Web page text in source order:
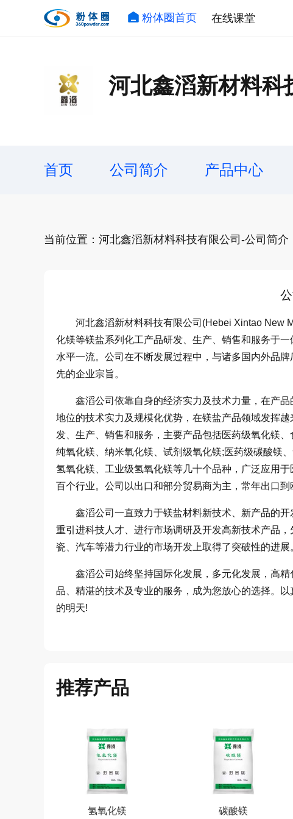
粉体圈首页 在线课堂
河北鑫滔新材料科
首页 公司简介 产品中心
当前位置：河北鑫滔新材料科技有限公司-公司简介
河北鑫滔新材料科技有限公司(Hebei Xintao New
化镁等镁盐系列化工产品研发、生产、销售和服务于
水平一流。公司在不断发展过程中，与诸多国内外品
先的企业宗旨。
鑫滔公司依靠自身的经济实力及技术力量，在产品
地位的技术实力及规模化优势，在镁盐产品领域发挥
发、生产、销售和服务，主要产品包括医药级氧化镁
纯氧化镁、纳米氧化镁、试剂级氧化镁;医药级碳酸镁
氢氧化镁、工业级氢氧化镁等几十个品种，广泛应用
百个行业。公司以出口和部分贸易商为主，常年出口
鑫滔公司一直致力于镁盐材料新技术、新产品的开
重引进科技人才、进行市场调研及开发高新技术产品
瓷、汽车等潜力行业的市场开发上取得了突破性的进展
鑫滔公司始终坚持国际化发展，多元化发展，高精
品、精湛的技术及专业的服务，成为您放心的选择。
的明天!
推荐产品
氢氧化镁 碳酸镁